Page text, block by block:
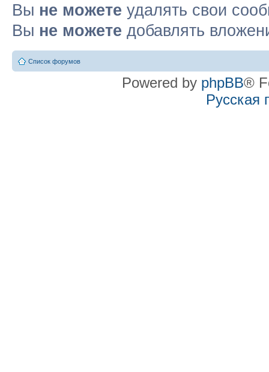
Вы не можете удалять свои
Вы не можете добавлять
Список форумов
Powered by phpBB®
Русская